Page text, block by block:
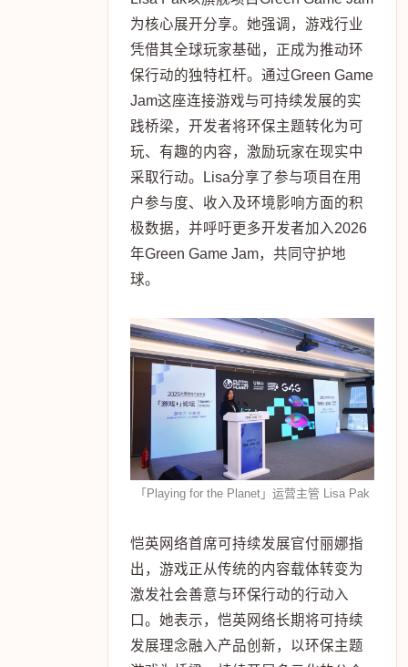
波克可持续发展战略办公室、波克公益基金会
秘书长 韩阳
「Playing for the Planet」运营主管
Lisa Pak以旗舰项目Green Game Jam
为核心展开分享。她强调，游戏行业
凭借其全球玩家基础，正成为推动环
保行动的独特杠杆。通过Green Game
Jam这座连接游戏与可持续发展的实
践桥梁，开发者将环保主题转化为可
采取行动。Lisa分享了参与项目在用
户参与度、收入及环境影响方面的积
极数据，并呼吁更多开发者加入2026
年Green Game Jam，共同守护地
球。
「Playing for the Planet」运营主管 Lisa Pak